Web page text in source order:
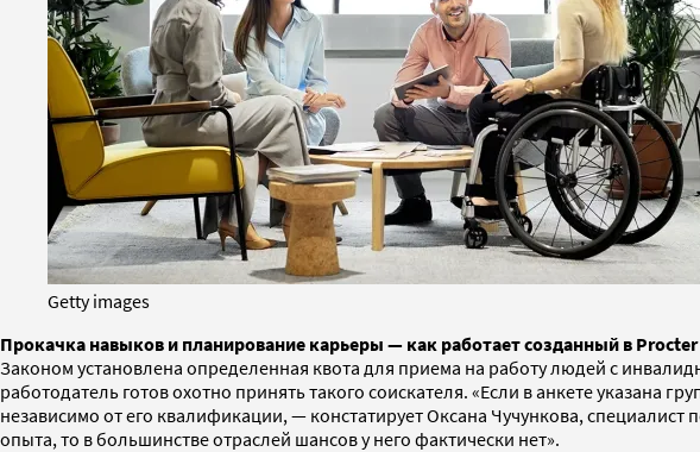
Getty images
Прокачка навыков и планирование карьеры — как работает созданный в
Законом установлена определенная квота для приема на работу людей с
работодатель готов охотно принять такого соискателя. «Если в анкете указана
независимо от его квалификации, — констатирует Оксана Чучункова,
опыта, то в большинстве отраслей шансов у него фактически нет».